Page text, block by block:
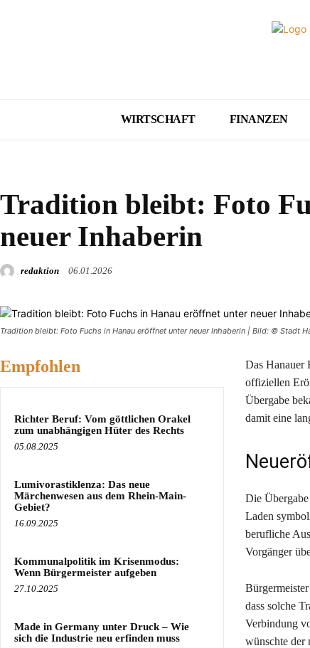
WIRTSCHAFT FINANZEN
Tradition bleibt: Foto
neuer Inhaberin
redaktion 06.01.2026
Tradition bleibt: Foto Fuchs in Hanau eröffnet unter neuer Inhaberin | Bild: © Stadt
Empfohlen
Richter Beruf: Vom göttlichen Orakel
zum unabhängigen Hüter des Rechts
05.08.2025
Lumivorastiklenza: Das neue
Märchenwesen aus dem Rhein-Main-
Gebiet?
16.09.2025
Kommunalpolitik im Krisenmodus:
Wenn Bürgermeister aufgeben
27.10.2025
Made in Germany unter Druck – Wie
sich die Industrie neu erfinden muss
Das Hanauer
offiziellen
Übergabe
damit eine
Die
Laden
berufliche
Vorgänger
dass solche
Verbindung
wünschte der